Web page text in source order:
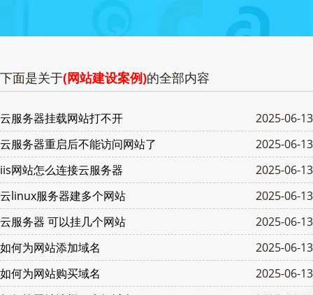
下面是关于(网站建设案例)的全部内容
云服务器挂载网站打不开
2025-06-13
云服务器重启后不能访问网站了
2025-06-13
iis网站怎么连接云服务器
2025-06-13
云linux服务器建多个网站
2025-06-13
云服务器 可以挂几个网站
2025-06-13
如何为网站添加域名
2025-06-13
如何为网站购买域名
2025-06-13